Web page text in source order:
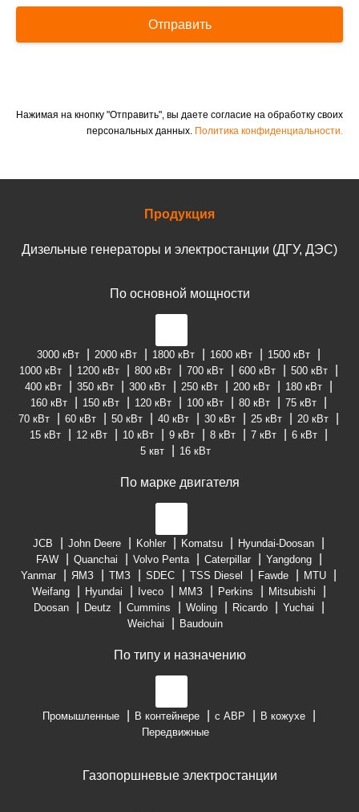
Отправить
Нажимая на кнопку "Отправить", вы даете согласие на обработку своих
персональных данных. Политика конфиденциальности.
Продукция
Дизельные генераторы и электростанции (ДГУ, ДЭС)
По основной мощности
3000 кВт 2000 кВт 1800 кВт 1600 кВт
1500 кВт
1000 кВт
1200 кВт 800 кВт 700 кВт 600 кВт
500 кВт
400 кВт
350 кВт 300 кВт 250 кВт 200 кВт
180 кВт
160 кВт
150 кВт 120 кВт 100 кВт 80 кВт
75 кВт
70 кВт
60 кВт 50 кВт 40 кВт 30 кВт 25 кВт
20 кВт
15 кВт
12 кВт 10 кВт 9 кВт 8 кВт 7 кВт
6 кВт
5 квт
16 кВт
По марке двигателя
JCB John Deere Kohler Komatsu
Hyundai-Doosan
FAW
Quanchai Volvo Penta Caterpillar
Yangdong
Yanmar
ЯМЗ ТМЗ SDEC TSS Diesel Fawde
MTU
Weifang
Hyundai Iveco ММЗ Perkins
Mitsubishi
Doosan
Deutz Cummins Woling Ricardo
Yuchai
Weichai
Baudouin
По типу и назначению
Промышленные В контейнере с АВР
В кожухе
Передвижные
Газопоршневые электростанции